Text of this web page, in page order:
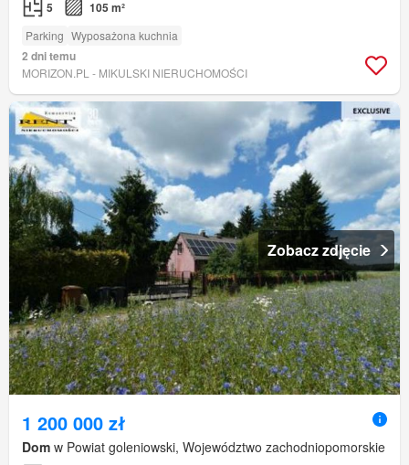
5 105 m²
Parking Wyposażona kuchnia
2 dni temu
MORIZON.PL - MIKULSKI NIERUCHOMOŚCI
Zobacz zdjęcie
1 200 000 zł
Dom w Powiat goleniowski, Województwo zachodniopomorskie